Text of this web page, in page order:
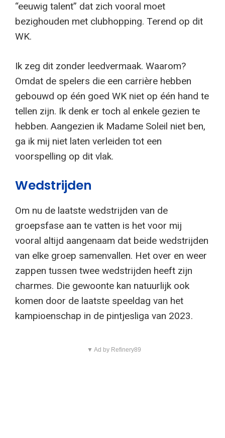
“eeuwig talent” dat zich vooral moet
bezighouden met clubhopping. Terend op dit
WK.
Ik zeg dit zonder leedvermaak. Waarom?
Omdat de spelers die een carrière hebben
gebouwd op één goed WK niet op één hand te
tellen zijn. Ik denk er toch al enkele gezien te
hebben. Aangezien ik Madame Soleil niet ben,
ga ik mij niet laten verleiden tot een
voorspelling op dit vlak.
Wedstrijden
Om nu de laatste wedstrijden van de
groepsfase aan te vatten is het voor mij
vooral altijd aangenaam dat beide wedstrijden
van elke groep samenvallen. Het over en weer
zappen tussen twee wedstrijden heeft zijn
charmes. Die gewoonte kan natuurlijk ook
komen door de laatste speeldag van het
kampioenschap in de pintjesliga van 2023.
▼ Ad by Refinery89